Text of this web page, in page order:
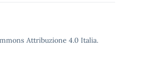
Attribuzione 4.0 Italia.